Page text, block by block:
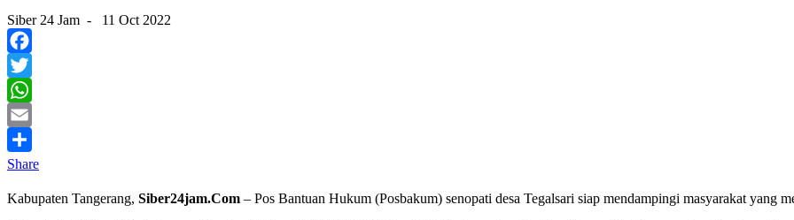
Siber 24 Jam - 11 Oct 2022
Facebook
Twitter
WhatsApp
Email
Share
Kabupaten Tangerang, Siber24jam.Com – Pos Bantuan Hukum (Posbakum) senopati desa Tegalsari siap mendampingi masyarakat yang